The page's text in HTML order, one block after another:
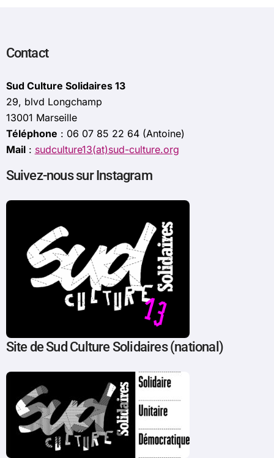
Contact
Sud Culture Solidaires 13
29, blvd Longchamp
13001 Marseille
Téléphone : 06 07 85 22 64 (Antoine)
Mail: sudculture13(at)sud-culture.org
Suivez-nous sur Instagram
Site de Sud Culture Solidaires (national)